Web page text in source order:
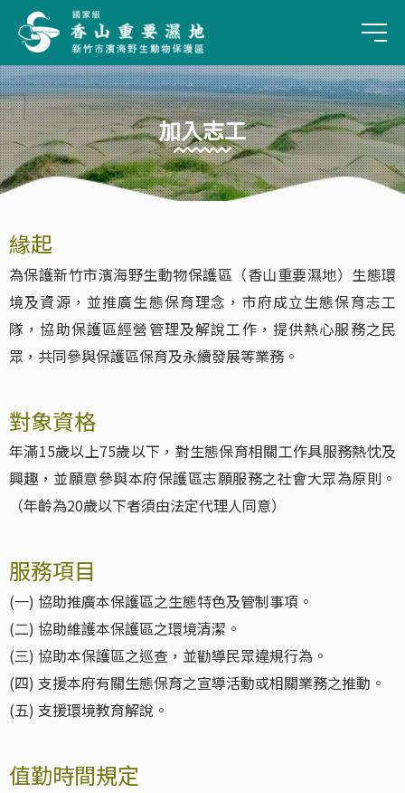
手
加入志工
:::
緣起
為保護新竹市濱海野生動物保護區（香山重要濕地）生態環
境及資源，並推廣生態保育理念，市府成立生態保育志工
隊，協助保護區經營管理及解說工作，提供熱心服務之民
眾，共同參與保護區保育及永續發展等業務。
對象資格
年滿15歲以上75歲以下，對生態保育相關工作具服務熱忱及
興趣，並願意參與本府保護區志願服務之社會大眾為原則。
（年齡為20歲以下者須由法定代理人同意）
服務項目
(一) 協助推廣本保護區之生態特色及管制事項。
(二) 協助維護本保護區之環境清潔。
(三) 協助本保護區之巡查，並勸導民眾違規行為。
(四) 支援本府有關生態保育之宣導活動或相關業務之推動。
(五) 支援環境教育解說。
值勤時間規定